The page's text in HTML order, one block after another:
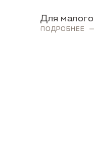
Для
ПОДРОБНЕЕ